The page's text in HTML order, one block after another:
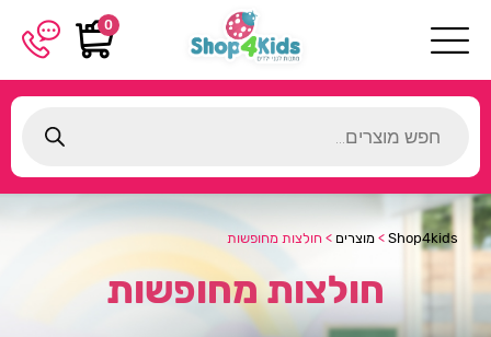
0
search
Shop4kids
> מוצרים > חולצות מחופשות
חולצות מחופשות